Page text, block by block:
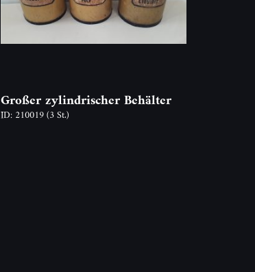
Großer zylindrischer Behälter
ID: 210019(3 St.)